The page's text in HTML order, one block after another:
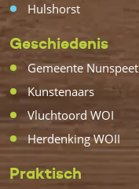
Hulshorst
Geschiedenis
Gemeente Nunspeet
Kunstenaars
Vluchtoord WOI
Herdenking WOII
Praktisch